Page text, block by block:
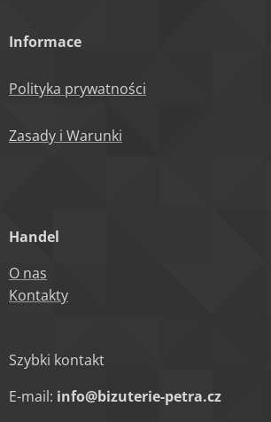
Informace
Polityka prywatności
Zasady i Warunki
Handel
O nas
Kontakty
Szybki kontakt
E-mail: info@bizuterie-petra.cz